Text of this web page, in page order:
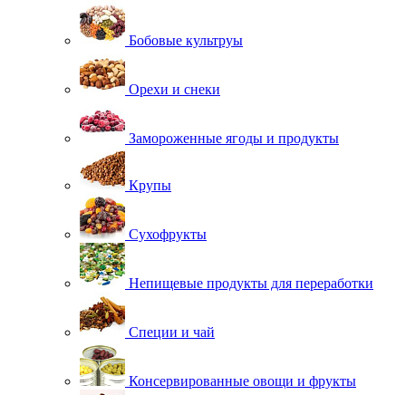
Бобовые культруы
Орехи и снеки
Замороженные ягоды и продукты
Крупы
Сухофрукты
Непищевые продукты для переработки
Специи и чай
Консервированные овощи и фрукты